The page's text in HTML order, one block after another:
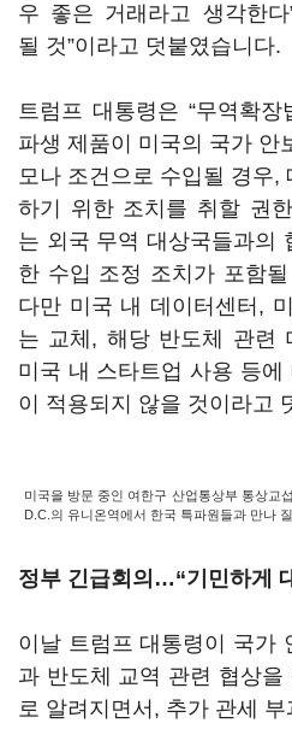
우 좋은 거래라고 생각한다
될 것”이라고 덧붙였습니다.
트럼프 대통령은 “무역확
파생 제품이 미국의 국가 안
모나 조건으로 수입될 경우,
하기 위한 조치를 취할 권한
는 외국 무역 대상국들과의
한 수입 조정 조치가 포함
다만 미국 내 데이터센터,
는 교체, 해당 반도체 관련
미국 내 스타트업 사용 등
이 적용되지 않을 것이라고
미국을 방문 중인 여한구 산업통상부 통상교
D.C.의 유니온역에서 한국 특파원들과 만나
정부 긴급회의…“기민하게
이날 트럼프 대통령이 국가
과 반도체 교역 관련 협상
로 알려지면서, 추가 관세